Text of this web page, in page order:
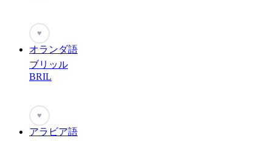
♥
オランダ語
ブリッル
BRIL
♥
アラビア語